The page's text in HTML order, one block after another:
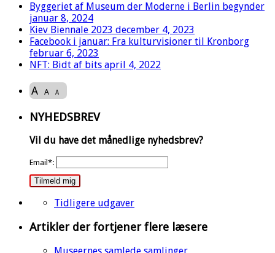
Byggeriet af Museum der Moderne i Berlin begynder
januar 8, 2024
Kiev Biennale 2023 december 4, 2023
Facebook i januar: Fra kulturvisioner til Kronborg
februar 6, 2023
NFT: Bidt af bits april 4, 2022
A A A
NYHEDSBREV
Vil du have det månedlige nyhedsbrev?
Email*:
Tilmeld mig
Tidligere udgaver
Artikler der fortjener flere læsere